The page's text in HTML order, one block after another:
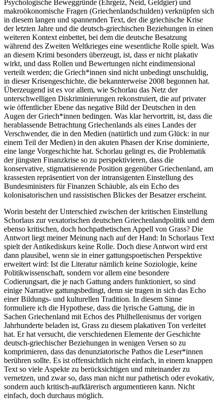
Psychologische Beweggründe (Ehrgeiz, Neid, Geldgier) und
makroökonomische Fragen (Griechenlandschulden) verknüpfen sich
in diesem langen und spannenden Text, der die griechische Krise
der letzten Jahre und die deutsch-griechischen Beziehungen in einen
weiteren Kontext einbettet, bei dem die deutsche Besatzung
während des Zweiten Weltkrieges eine wesentliche Rolle spielt. Was
an diesem Krimi besonders überzeugt, ist, dass er nicht plakativ
wirkt, und dass Rollen und Bewertungen nicht eindimensional
verteilt werden; die Griech*innen sind nicht unbedingt unschuldig,
in dieser Krisengeschichte, die bekannterweise 2008 begonnen hat.
Überzeugend ist es vor allem, wie Schorlau das Netz der
unterschwelligen Diskriminierungen rekonstruiert, die auf privater
wie öffentlicher Ebene das negative Bild der Deutschen in den
Augen der Griech*innen bedingen. Was klar hervortritt, ist, dass die
herablassende Betrachtung Griechenlands als eines Landes der
Verschwender, die in den Medien (natürlich und zum Glück: in nur
einem Teil der Medien) in den akuten Phasen der Krise dominierte,
eine lange Vorgeschichte hat. Schorlau gelingt es, die Problematik
der jüngsten Finanzkrise so zu perspektivieren, dass die
konservative, stigmatisierende Position gegenüber Griechenland, am
krassesten repräsentiert von der intransigenten Einstellung des
Bundesministers für Finanzen Schäuble, als ein Echo des
kolonisatorischen und rassistischen Blickes der Besatzer erscheint.
Worin besteht der Unterschied zwischen der kritischen Einstellung
Schorlaus zur vexatorischen deutschen Griechenlandpolitik und dem
ebenso kritischen, doch hochpathetischen Appell von Grass? Die
Antwort liegt meiner Meinung nach auf der Hand: In Schorlaus Text
spielt der Antikediskurs keine Rolle. Doch diese Antwort wird erst
dann plausibel, wenn sie in einer gattungspoetischen Perspektive
erweitert wird: Ist die Literatur nämlich keine Soziologie, keine
Politikwissenschaft, sondern vor allem eine besondere
Codierungsart, die je nach Gattung anders funktioniert, so sind
einige Narrative gattungsbedingt, denn sie tragen in sich das Echo
einer Bildungs- und kulturellen Tradition. In diesem Sinne
formuliere ich die Hypothese, dass die lyrische Gattung, die in
Sachen Griechenland mit Echos des Philhellenismus der vorigen
Jahrhunderte beladen ist, Grass zu diesem plakativen Ton verleitet
hat. Er hat versucht, die verschiedenen Elemente der Geschichte
deutsch-griechischer Beziehungen in wenigen Versen so zu
komprimieren, dass das denunziatorische Pathos die Leser*innen
berühren sollte. Es ist offensichtlich nicht einfach, in einem knappen
Text so viele Aspekte zu berücksichtigen und miteinander zu
vernetzen, und zwar so, dass man nicht nur pathetisch oder evokativ,
sondern auch kritisch-aufklärerisch argumentieren kann. Nicht
einfach, doch durchaus möglich.